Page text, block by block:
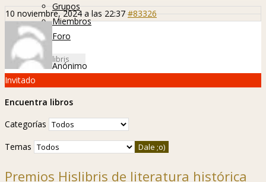
Grupos
Miembros
Foro
10 noviembre, 2024 a las 22:37 #83326
Anónimo
Invitado
Encuentra libros
Categorías
Temas
Premios Hislibris de literatura histórica